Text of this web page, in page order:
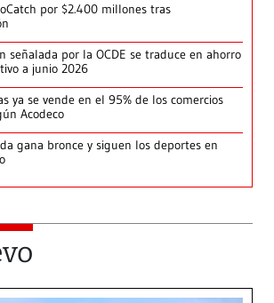
por $2.400 millones tras
señalada por la OCDE se traduce en ahorro
a junio 2026
ya se vende en el 95% de los comercios
Acodeco
gana bronce y siguen los deportes en